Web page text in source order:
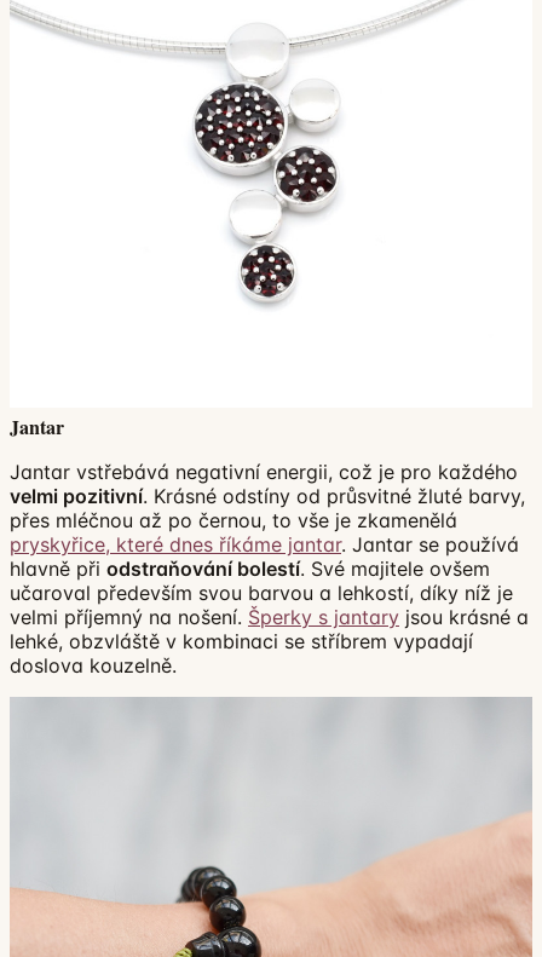
Jantar
Jantar vstřebává negativní energii, což je pro každého
velmi pozitivní. Krásné odstíny od průsvitné žluté barvy,
přes mléčnou až po černou, to vše je zkamenělá
pryskyřice, které dnes říkáme jantar. Jantar se používá
hlavně při odstraňování bolestí. Své majitele ovšem
učaroval především svou barvou a lehkostí, díky níž je
velmi příjemný na nošení. Šperky s jantary jsou krásné a
lehké, obzvláště v kombinaci se stříbrem vypadají
doslova kouzelně.